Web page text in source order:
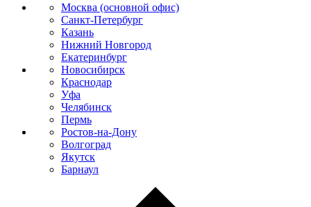
Москва (основной офис)
Санкт-Петербург
Казань
Нижний Новгород
Екатеринбург
Новосибирск
Краснодар
Уфа
Челябинск
Пермь
Ростов-на-Дону
Волгоград
Якутск
Барнаул